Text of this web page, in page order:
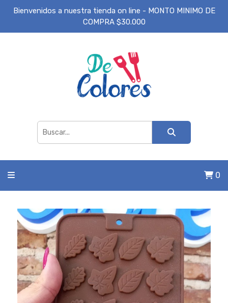
Bienvenidos a nuestra tienda on line - MONTO MINIMO DE
COMPRA $30.000
0